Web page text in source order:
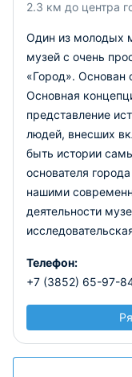
2.3 км до центра
Один из молодых
музей с очень
«Город». Основан
Основная
представление
людей, внесших
быть истории
основателя
нашими
деятельности
Телефон:
+7 (3852) 65-97-